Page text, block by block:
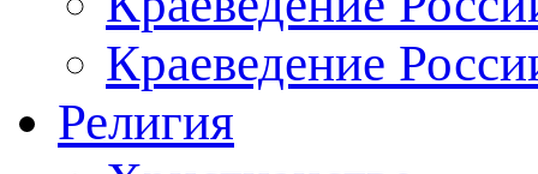
Краеведение
Религия